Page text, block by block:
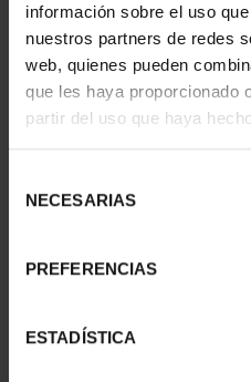
información sobre el uso
nuestros partners de redes
web, quienes pueden
que les haya proporcionado
partir del uso que haya
NECESARIAS
PREFERENCIAS
ESTADÍSTICA
SUSCRIPCIÓN
CAPITALES DE
PROVINCIA 1
949,00 €
Sólo para usuarios
registrados